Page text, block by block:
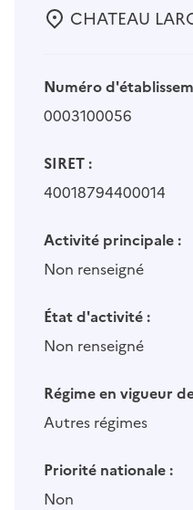
CHATEAU
Numéro
0003100056
SIRET :
40018794400014
Activité principale :
Non renseigné
État d'activité :
Non renseigné
Régime en vigueur
Autres régimes
Priorité nationale :
Non